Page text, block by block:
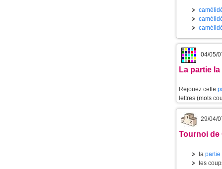
04/05/
La partie
Rejouez cette
lettres (mots
29/04/
Tournoi de
la partie
les